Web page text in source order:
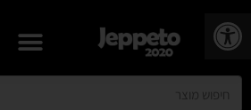
פתח סרגל נגישות